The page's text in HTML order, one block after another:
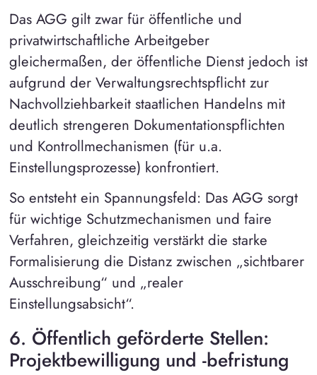
Das AGG gilt zwar für öffentliche und
privatwirtschaftliche Arbeitgeber
gleichermaßen, der öffentliche Dienst jedoch ist
aufgrund der Verwaltungsrechtspflicht zur
Nachvollziehbarkeit staatlichen Handelns mit
deutlich strengeren Dokumentationspflichten
und Kontrollmechanismen (für u.a.
Einstellungsprozesse) konfrontiert.
So entsteht ein Spannungsfeld: Das AGG sorgt
für wichtige Schutzmechanismen und faire
Verfahren, gleichzeitig verstärkt die starke
Formalisierung die Distanz zwischen „sichtbarer
Ausschreibung“ und „realer
Einstellungsabsicht“.
6. Öffentlich geförderte Stellen:
Projektbewilligung und -befristung